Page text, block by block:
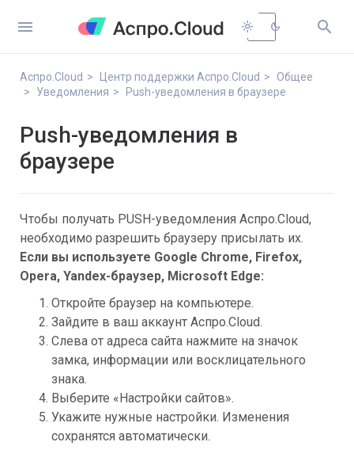
 light_mode dark_mode 
Аспро.Cloud Центр поддержки Аспро.Cloud
Общее
Уведомления
Push-уведомления в браузере
Push-уведомления в
браузере
Чтобы получать PUSH-уведомления Аспро.Cloud,
необходимо разрешить браузеру присылать их.
Если вы используете Google Chrome, Firefox,
Opera, Yandex-браузер, Microsoft Edge:
Откройте браузер на компьютере.
Зайдите в ваш аккаунт Аспро.Cloud.
Слева от адреса сайта нажмите на значок
замка, информации или восклицательного
знака.
Выберите «Настройки сайтов».
Укажите нужные настройки. Изменения
сохранятся автоматически.